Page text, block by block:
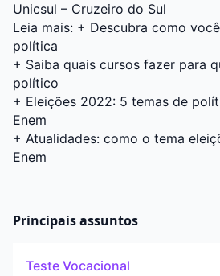
Unicsul – Cruzeiro do Sul
Leia mais: + Descubra como
política
+ Saiba quais cursos fazer para
político
+ Eleições 2022: 5 temas de
Enem
+ Atualidades: como o tema
Enem
Principais assuntos
Teste Vocacional